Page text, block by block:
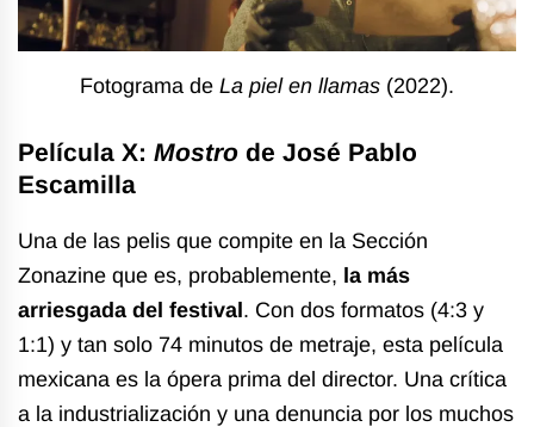
Fotograma de La piel en llamas (2022).
Película X: Mostro de José Pablo
Escamilla
Una de las pelis que compite en la Sección
Zonazine que es, probablemente, la más
arriesgada del festival. Con dos formatos (4:3 y
1:1) y tan solo 74 minutos de metraje, esta película
mexicana es la ópera prima del director. Una crítica
a la industrialización y una denuncia por los muchos